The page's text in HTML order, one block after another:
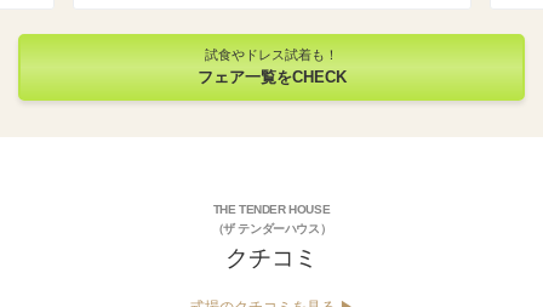
試食やドレス試着も！
フェア一覧をCHECK
THE TENDER HOUSE
（ザ テンダーハウス）
クチコミ